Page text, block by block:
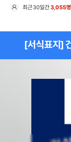
최근30일간3,055명
[서식표지]